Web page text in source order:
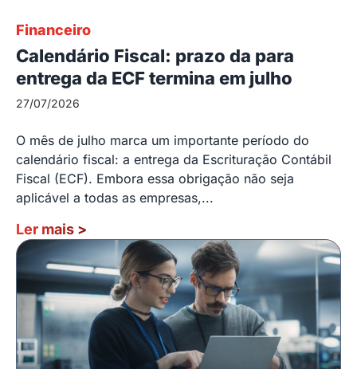
Financeiro
Calendário Fiscal: prazo da para
entrega da ECF termina em julho
27/07/2026
O mês de julho marca um importante período do
calendário fiscal: a entrega da Escrituração Contábil
Fiscal (ECF). Embora essa obrigação não seja
aplicável a todas as empresas,...
Ler mais >